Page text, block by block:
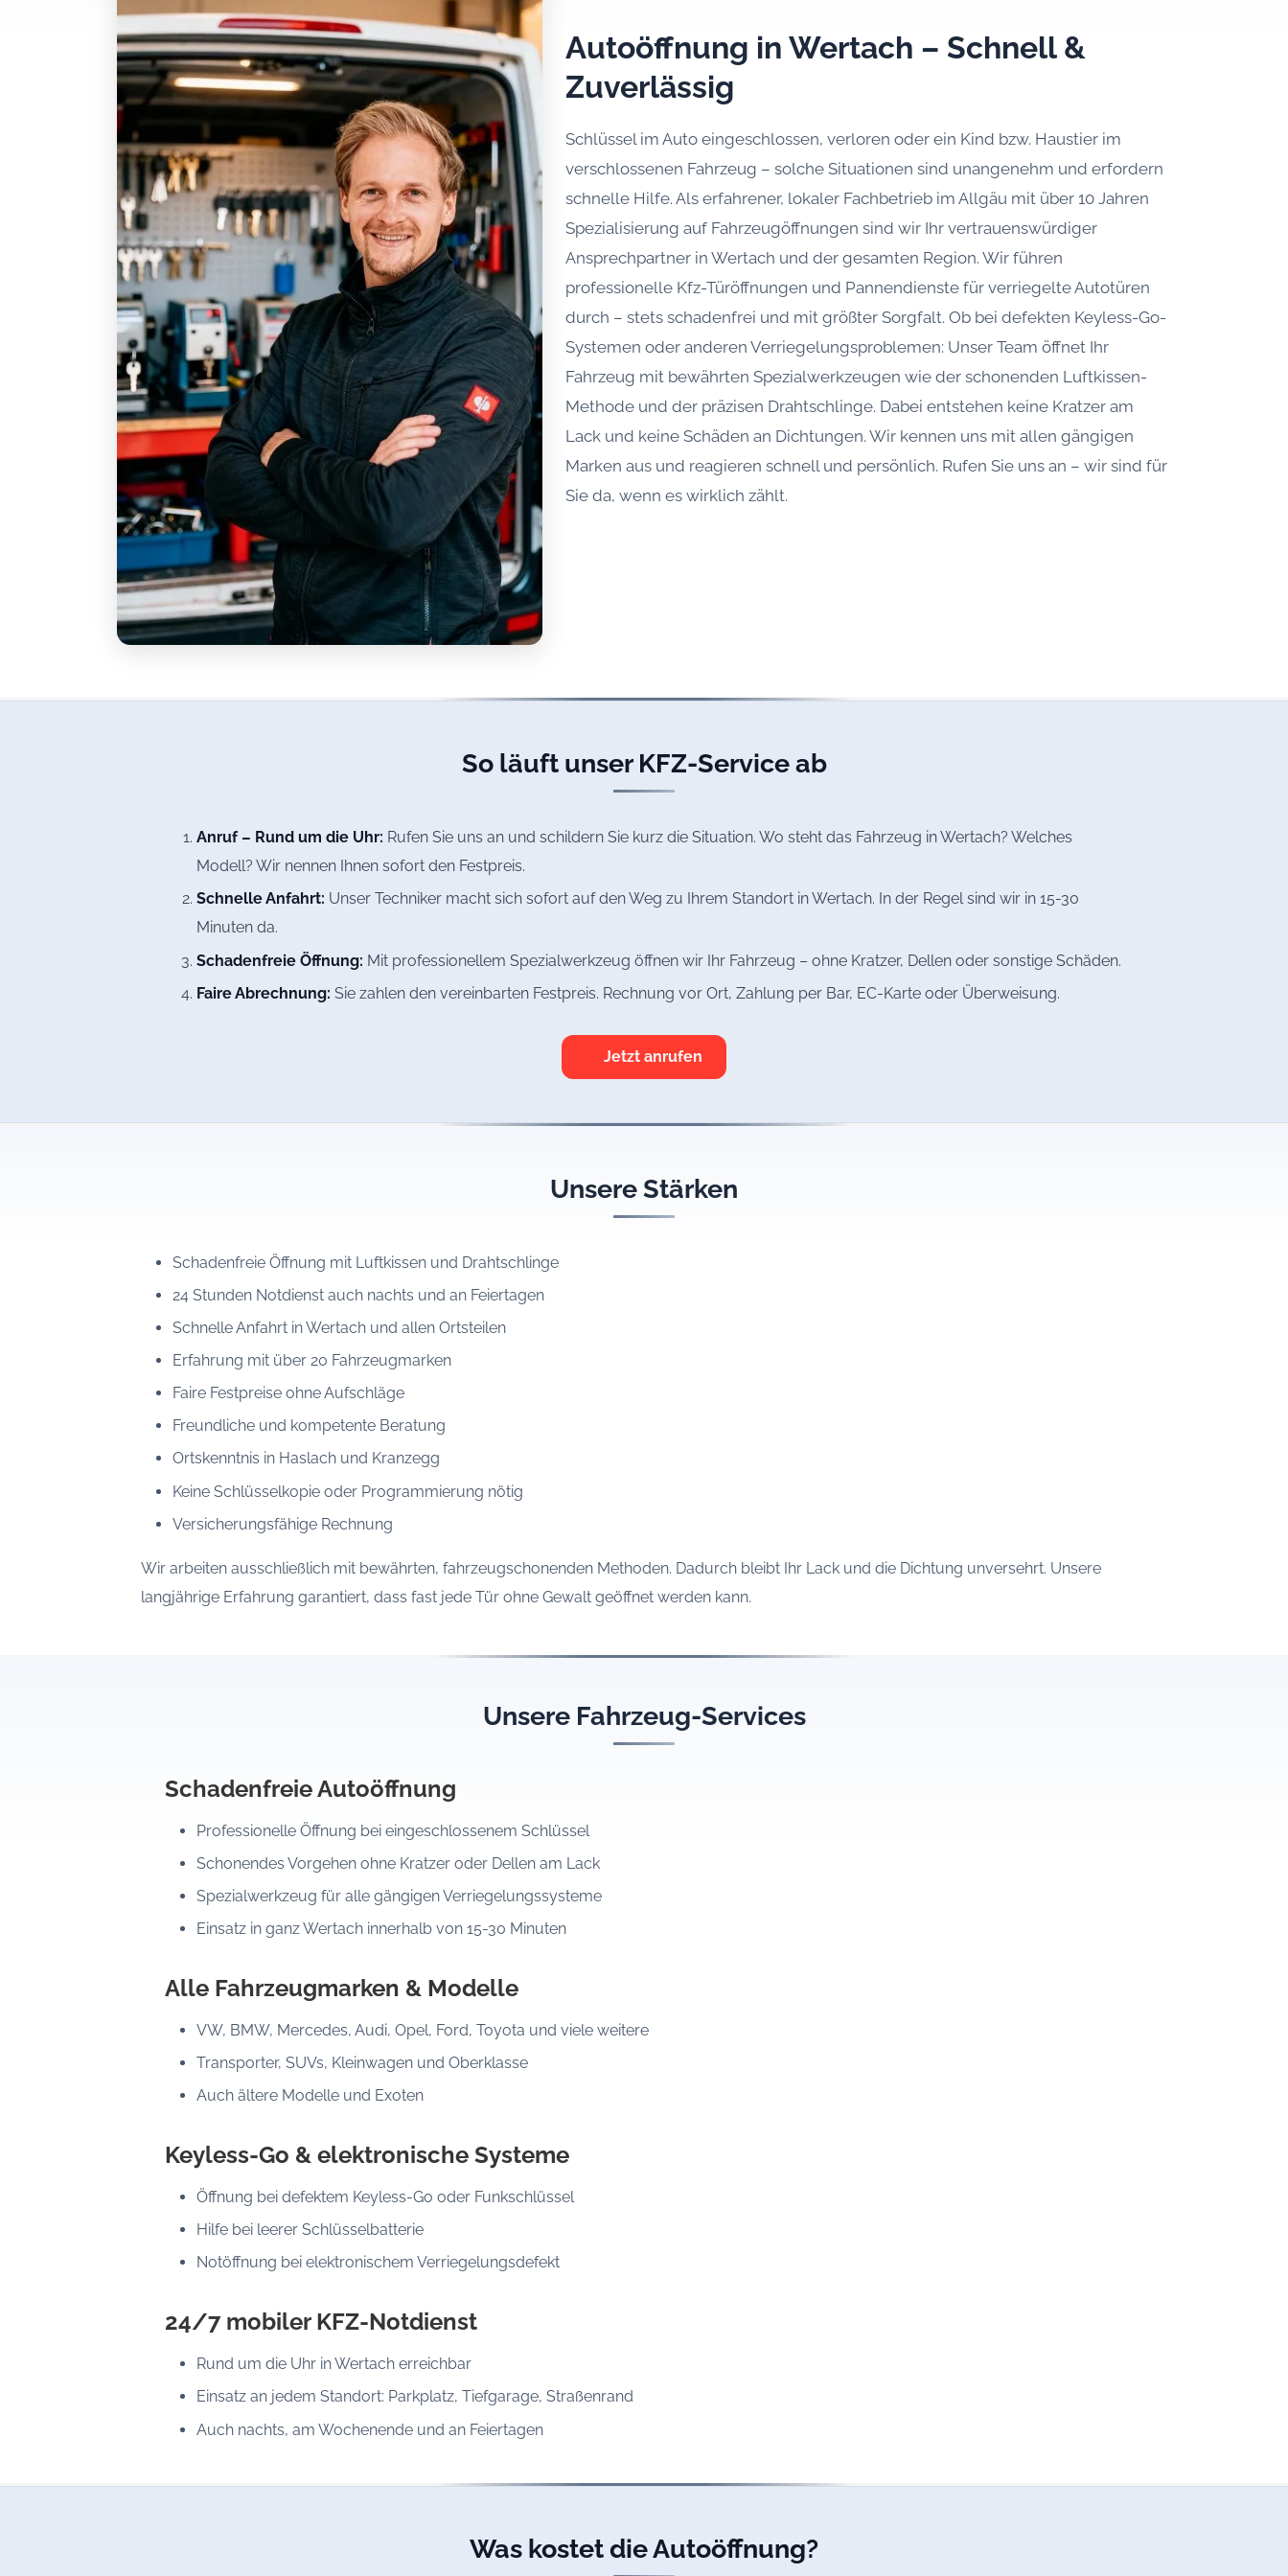
Autoöffnung in Wertach – Schnell &
Zuverlässig
Schlüssel im Auto eingeschlossen, verloren oder ein Kind bzw. Haustier im
verschlossenen Fahrzeug – solche Situationen sind unangenehm und erfordern
schnelle Hilfe. Als erfahrener, lokaler Fachbetrieb im Allgäu mit über 10 Jahren
Spezialisierung auf Fahrzeugöffnungen sind wir Ihr vertrauenswürdiger
Ansprechpartner in Wertach und der gesamten Region. Wir führen
professionelle Kfz-Türöffnungen und Pannendienste für verriegelte Autotüren
durch – stets schadenfrei und mit größter Sorgfalt. Ob bei defekten Keyless-Go-
Systemen oder anderen Verriegelungsproblemen: Unser Team öffnet Ihr
Fahrzeug mit bewährten Spezialwerkzeugen wie der schonenden Luftkissen-
Methode und der präzisen Drahtschlinge. Dabei entstehen keine Kratzer am
Lack und keine Schäden an Dichtungen. Wir kennen uns mit allen gängigen
Marken aus und reagieren schnell und persönlich. Rufen Sie uns an – wir sind für
Sie da, wenn es wirklich zählt.
So läuft unser KFZ-Service ab
Anruf – Rund um die Uhr: Rufen Sie uns an und schildern Sie kurz die Situation. Wo steht das Fahrzeug in Wertach? Welches
Modell? Wir nennen Ihnen sofort den Festpreis.
Schnelle Anfahrt: Unser Techniker macht sich sofort auf den Weg zu Ihrem Standort in Wertach. In der Regel sind wir in 15-30
Minuten da.
Schadenfreie Öffnung: Mit professionellem Spezialwerkzeug öffnen wir Ihr Fahrzeug – ohne Kratzer, Dellen oder sonstige Schäden.
Faire Abrechnung: Sie zahlen den vereinbarten Festpreis. Rechnung vor Ort, Zahlung per Bar, EC-Karte oder Überweisung.
Jetzt anrufen
Unsere Stärken
Schadenfreie Öffnung mit Luftkissen und Drahtschlinge
24 Stunden Notdienst auch nachts und an Feiertagen
Schnelle Anfahrt in Wertach und allen Ortsteilen
Erfahrung mit über 20 Fahrzeugmarken
Faire Festpreise ohne Aufschläge
Freundliche und kompetente Beratung
Ortskenntnis in Haslach und Kranzegg
Keine Schlüsselkopie oder Programmierung nötig
Versicherungsfähige Rechnung
Wir arbeiten ausschließlich mit bewährten, fahrzeugschonenden Methoden. Dadurch bleibt Ihr Lack und die Dichtung unversehrt. Unsere
langjährige Erfahrung garantiert, dass fast jede Tür ohne Gewalt geöffnet werden kann.
Unsere Fahrzeug-Services
Schadenfreie Autoöffnung
Professionelle Öffnung bei eingeschlossenem Schlüssel
Schonendes Vorgehen ohne Kratzer oder Dellen am Lack
Spezialwerkzeug für alle gängigen Verriegelungssysteme
Einsatz in ganz Wertach innerhalb von 15-30 Minuten
Alle Fahrzeugmarken & Modelle
VW, BMW, Mercedes, Audi, Opel, Ford, Toyota und viele weitere
Transporter, SUVs, Kleinwagen und Oberklasse
Auch ältere Modelle und Exoten
Keyless-Go & elektronische Systeme
Öffnung bei defektem Keyless-Go oder Funkschlüssel
Hilfe bei leerer Schlüsselbatterie
Notöffnung bei elektronischem Verriegelungsdefekt
24/7 mobiler KFZ-Notdienst
Rund um die Uhr in Wertach erreichbar
Einsatz an jedem Standort: Parkplatz, Tiefgarage, Straßenrand
Auch nachts, am Wochenende und an Feiertagen
Was kostet die Autoöffnung?